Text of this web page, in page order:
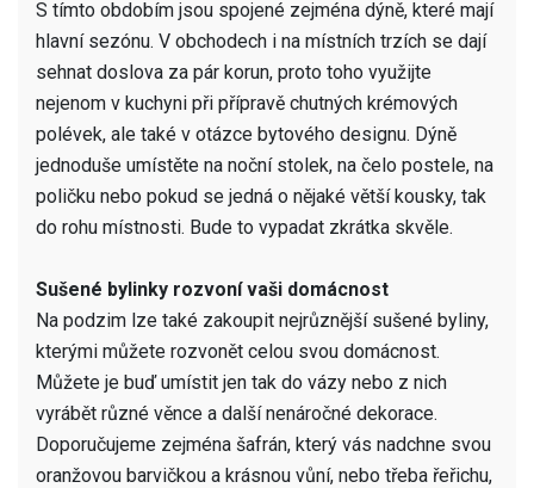
S tímto obdobím jsou spojené zejména dýně, které mají
hlavní sezónu. V obchodech i na místních trzích se dají
sehnat doslova za pár korun, proto toho využijte
nejenom v kuchyni při přípravě chutných krémových
polévek, ale také v otázce bytového designu. Dýně
jednoduše umístěte na noční stolek, na čelo postele, na
poličku nebo pokud se jedná o nějaké větší kousky, tak
do rohu místnosti. Bude to vypadat zkrátka skvěle.
Sušené bylinky rozvoní vaši domácnost
Na podzim lze také zakoupit nejrůznější sušené byliny,
kterými můžete rozvonět celou svou domácnost.
Můžete je buď umístit jen tak do vázy nebo z nich
vyrábět různé věnce a další nenáročné dekorace.
Doporučujeme zejména šafrán, který vás nadchne svou
oranžovou barvičkou a krásnou vůní, nebo třeba řeřichu,